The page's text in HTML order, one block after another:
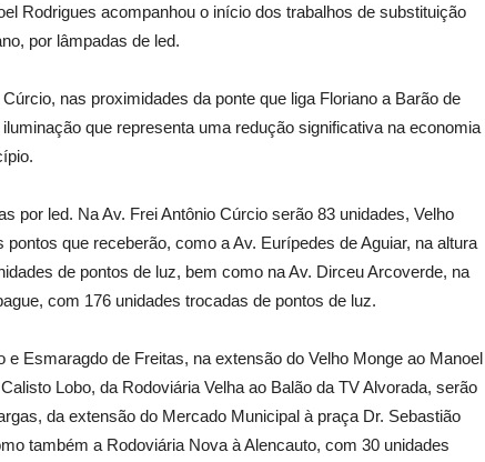
Rodrigues acompanhou o início dos trabalhos de substituição
por lâmpadas de led.
nas proximidades da ponte que liga Floriano a Barão de
que representa uma redução significativa na economia
por led. Na Av. Frei Antônio Cúrcio serão 83 unidades, Velho
que receberão, como a Av. Eurípedes de Aguiar, na altura
de pontos de luz, bem como na Av. Dirceu Arcoverde, na
com 176 unidades trocadas de pontos de luz.
Esmaragdo de Freitas, na extensão do Velho Monge ao Manoel
Lobo, da Rodoviária Velha ao Balão da TV Alvorada, serão
da extensão do Mercado Municipal à praça Dr. Sebastião
também a Rodoviária Nova à Alencauto, com 30 unidades